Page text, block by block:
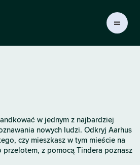
w jednym z najbardziej
nowych ludzi. Odkryj Aarhus
czy mieszkasz w tym mieście na
przelotem, z pomocą Tindera poznasz